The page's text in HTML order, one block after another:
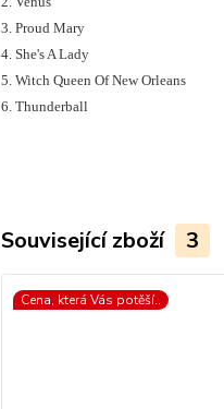
3. Proud Mary
4. She's A Lady
5. Witch Queen Of New Orleans
6. Thunderball
Související zboží 3
Cena, která Vás potěší..